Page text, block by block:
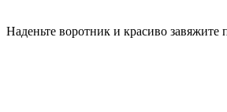
Наденьте воротник и красиво